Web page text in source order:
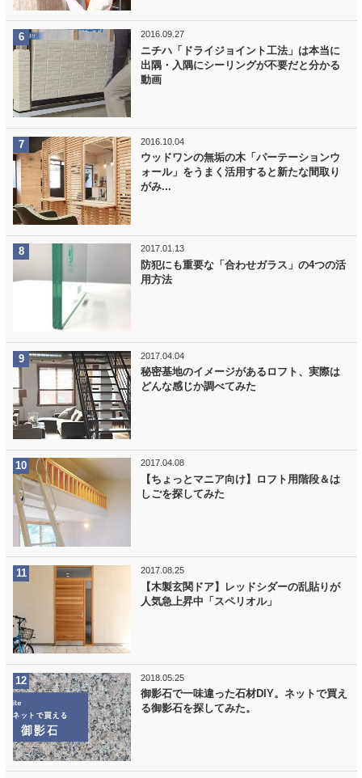
2016.09.27
ニチハ「ドライジョイント工法」は本当に
出隅・入隅にシーリングが不要だと分かる
動画
2016.10.04
ウッドワンの無垢の木「パーテーションウ
ォール」をうまく活用すると新たな間取り
がみ...
2017.01.13
防犯にも重要な「合わせガラス」の4つの活
用方法
2017.04.04
秘密基地のイメージがあるロフト、実際は
どんな感じか調べてみた
2017.04.08
【ちょっとマニア向け】ロフト用階段＆は
しごを探してみた
2017.08.25
【木製玄関ドア】レッドシダーの乱貼りが
人気急上昇中「スペリオル」
2018.05.25
御影石で一味違った石材DIY。ネットで買え
る御影石を探してみた。